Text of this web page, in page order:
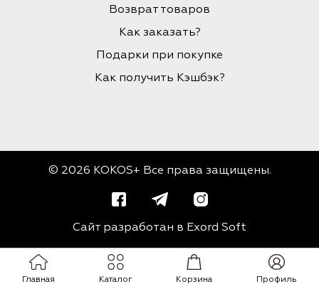
Возврат товаров
Как заказать?
Подарки при покупке
Как получить Кэшбэк?
© 2026 KOKOS+ Все права защищены.
Сайт разработан в Exord Soft
Главная Каталог Корзина Профиль